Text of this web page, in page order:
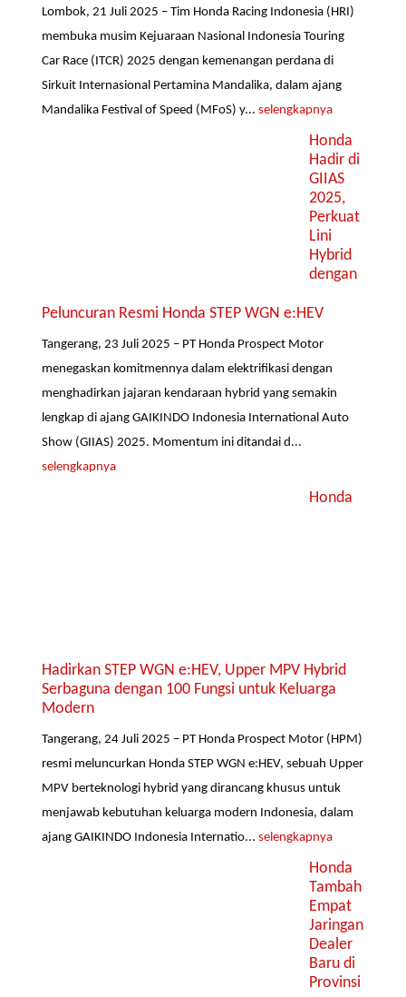
Lombok, 21 Juli 2025 – Tim Honda Racing Indonesia (HRI)
membuka musim Kejuaraan Nasional Indonesia Touring
Car Race (ITCR) 2025 dengan kemenangan perdana di
Sirkuit Internasional Pertamina Mandalika, dalam ajang
Mandalika Festival of Speed (MFoS) y...selengkapnya
Honda
Hadir di
GIIAS
2025,
Perkuat
Lini
Hybrid
dengan
Peluncuran Resmi Honda STEP WGN e:HEV
Tangerang, 23 Juli 2025 – PT Honda Prospect Motor
menegaskan komitmennya dalam elektrifikasi dengan
menghadirkan jajaran kendaraan hybrid yang semakin
lengkap di ajang GAIKINDO Indonesia International Auto
Show (GIIAS) 2025. Momentum ini ditandai d...
selengkapnya
Honda
Hadirkan STEP WGN e:HEV, Upper MPV Hybrid
Serbaguna dengan 100 Fungsi untuk Keluarga
Modern
Tangerang, 24 Juli 2025 – PT Honda Prospect Motor (HPM)
resmi meluncurkan Honda STEP WGN e:HEV, sebuah Upper
MPV berteknologi hybrid yang dirancang khusus untuk
menjawab kebutuhan keluarga modern Indonesia, dalam
ajang GAIKINDO Indonesia Internatio...selengkapnya
Honda
Tambah
Empat
Jaringan
Dealer
Baru di
Provinsi